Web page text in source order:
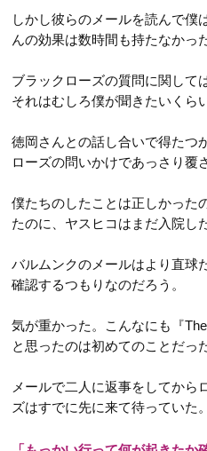
しかし彼らのメールを読んで僕
んの効果は数時間も持たなかっ
ブラックローズの質問に関して
それはむしろ僕が聞きたいくら
徳岡さんとの話し合いで得たつ
ローズの問いかけであっさり覆
僕たちのしたことは正しかっ
たのに、ヤスヒコはまだ入院し
バルムンクのメールはより直球
確認するつもりなのだろう。
気が重かった。こんなにも『
と思ったのは初めてのことだっ
メールで二人に返事をしてから
ズはすでに先に来て待っていた